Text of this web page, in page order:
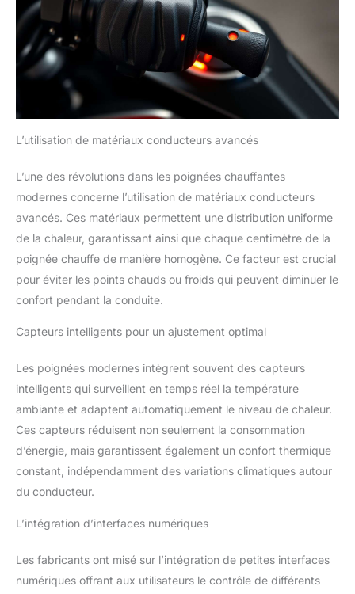
L’utilisation de matériaux conducteurs avancés
L’une des révolutions dans les poignées chauffantes
modernes concerne l’utilisation de matériaux conducteurs
avancés. Ces matériaux permettent une distribution uniforme
de la chaleur, garantissant ainsi que chaque centimètre de la
poignée chauffe de manière homogène. Ce facteur est crucial
pour éviter les points chauds ou froids qui peuvent diminuer le
confort pendant la conduite.
Capteurs intelligents pour un ajustement optimal
Les poignées modernes intègrent souvent des capteurs
intelligents qui surveillent en temps réel la température
ambiante et adaptent automatiquement le niveau de chaleur.
Ces capteurs réduisent non seulement la consommation
d’énergie, mais garantissent également un confort thermique
constant, indépendamment des variations climatiques autour
du conducteur.
L’intégration d’interfaces numériques
Les fabricants ont misé sur l’intégration de petites interfaces
numériques offrant aux utilisateurs le contrôle de différents